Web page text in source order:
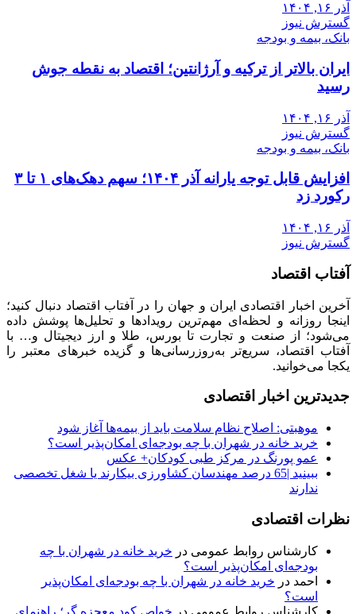
آذر ۱۶, ۱۴۰۴
گسترش نیوز
بانک، بیمه و بودجه
ایران بالاتر از ترکیه و آرژانتین؛ اقتصاد به نقطه جوش
رسید
آذر ۱۶, ۱۴۰۴
گسترش نیوز
بانک، بیمه و بودجه
افزایش قابل توجه یارانه آذر ۱۴۰۴؛ سهم دهک‌های ۱ تا ۳
رکورد زد
آذر ۱۶, ۱۴۰۴
گسترش نیوز
آفتاب اقتصاد
آخرین اخبار اقتصادی ایران و جهان را در آفتاب اقتصاد دنبال کنید؛
اینجا روزانه و لحظه‌ای مهم‌ترین رویدادها و تحلیل‌ها پوشش داده
می‌شود؛ از صنعت و تجارت تا بورس، طلا و ارز دیجیتال و… با
آفتاب اقتصاد، سریع‌تر به‌روزرسانی‌ها و گزیده خبرهای معتبر را
یکجا می‌خوانید.
جدیدترین اخبار اقتصادی
موهبتی: اصلاح نظام سلامت باید از بیمه‌ها آغاز شود
خرید خانه در شهران با چه بودجه‌ای امکان‌پذیر است؟
عمو پورنگ در مرکز طبی کودکان+ عکس
ببینید |65 درصد مهندسان کشاورزی بیکارند یا شغل تخصصی
ندارند
نظرات اقتصادی
کارشناس روابط عمومی در خرید خانه در شهران با چه
بودجه‌ای امکان‌پذیر است؟
احمد در خرید خانه در شهران با چه بودجه‌ای امکان‌پذیر
است؟
کارشناس روابط عمومی در خواص کود معجزه گر؛ راهنمای